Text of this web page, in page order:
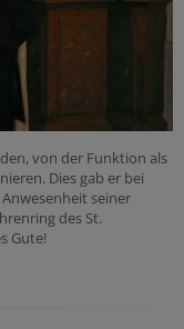
von der Funktion als
Dies gab er bei
seiner
des St.
Gute!